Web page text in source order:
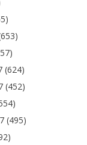
(624)
(452)
(495)